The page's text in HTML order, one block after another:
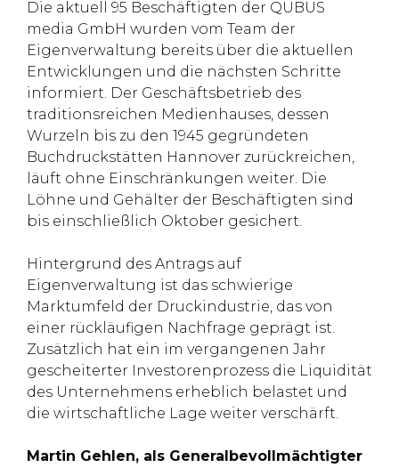
Die aktuell 95 Beschäftigten der QUBUS
media GmbH wurden vom Team der
Eigenverwaltung bereits über die aktuellen
Entwicklungen und die nächsten Schritte
informiert. Der Geschäftsbetrieb des
traditionsreichen Medienhauses, dessen
Wurzeln bis zu den 1945 gegründeten
Buchdruckstätten Hannover zurückreichen,
läuft ohne Einschränkungen weiter. Die
Löhne und Gehälter der Beschäftigten sind
bis einschließlich Oktober gesichert.
Hintergrund des Antrags auf
Eigenverwaltung ist das schwierige
Marktumfeld der Druckindustrie, das von
einer rückläufigen Nachfrage geprägt ist.
Zusätzlich hat ein im vergangenen Jahr
gescheiterter Investorenprozess die Liquidität
des Unternehmens erheblich belastet und
die wirtschaftliche Lage weiter verschärft.
Martin Gehlen, als Generalbevollmächtigter